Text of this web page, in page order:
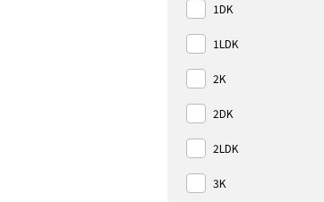
1DK
1LDK
2K
2DK
2LDK
3K